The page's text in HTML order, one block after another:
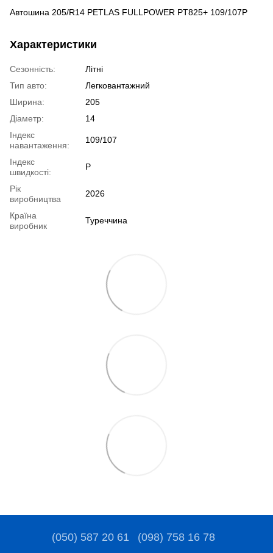
Автошина 205/R14 PETLAS FULLPOWER PT825+ 109/107P
Характеристики
Сезонність:
Літні
Тип авто:
Легковантажний
Ширина:
205
Діаметр:
14
Індекс
навантаження:
109/107
Індекс
швидкості:
P
Рік
виробництва
2026
Країна
виробник
Туреччина
(050) 587 20 61 (098) 758 16 78